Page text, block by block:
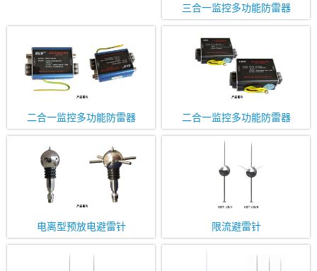
三合一监控多功能防雷器
二合一监控多功能防雷器 二合一监控多功能防雷器
电离型预放电避雷针 限流避雷针